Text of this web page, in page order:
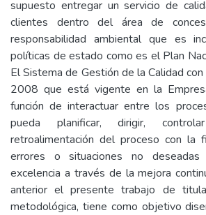
supuesto entregar un servicio de
clientes dentro del área de
responsabilidad ambiental que es
políticas de estado como es el Plan
El Sistema de Gestión de la Calidad
2008 que está vigente en la
función de interactuar entre los
pueda planificar, dirigir,
retroalimentación del proceso con la
errores o situaciones no
excelencia a través de la mejora
anterior el presente trabajo de
metodológica, tiene como objetivo